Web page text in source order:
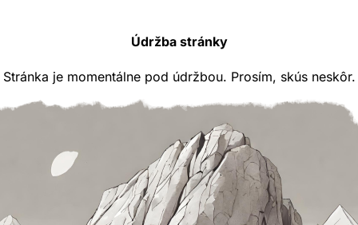
Údržba stránky
Stránka je momentálne pod údržbou. Prosím, skús neskôr.